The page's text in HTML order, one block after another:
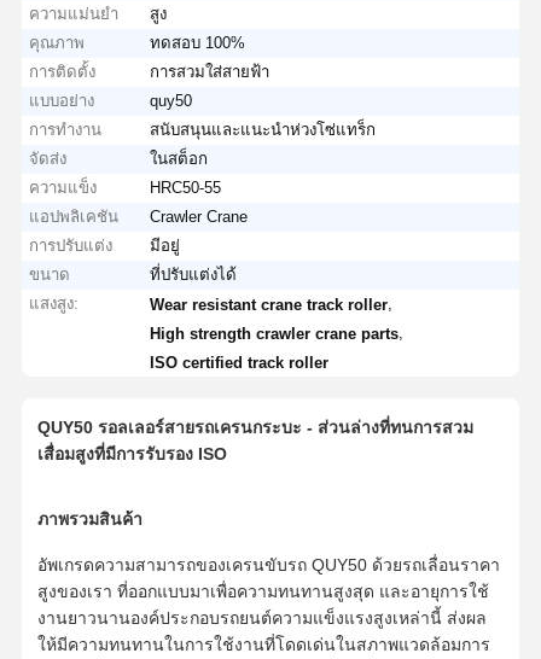
ความแม่นยำ
สูง
คุณภาพ
ทดสอบ 100%
การติดตั้ง
การสวมใส่สายฟ้า
แบบอย่าง
quy50
การทำงาน
สนับสนุนและแนะนำห่วงโซ่แทร็ก
จัดส่ง
ในสต็อก
ความแข็ง
HRC50-55
แอปพลิเคชัน
Crawler Crane
การปรับแต่ง
มีอยู่
ขนาด
ที่ปรับแต่งได้
แสงสูง:
Wear resistant crane track roller
High strength crawler crane parts
ISO certified track roller
QUY50 รอลเลอร์สายรถเครนกระบะ - ส่วนล่างที่ทนการสวม
เสื่อมสูงที่มีการรับรอง ISO
ภาพรวมสินค้า
อัพเกรดความสามารถของเครนขับรถ QUY50 ด้วยรถเลื่อนราคา
สูงของเรา ที่ออกแบบมาเพื่อความทนทานสูงสุด และอายุการใช้
งานยาวนานองค์ประกอบรถยนต์ความแข็งแรงสูงเหล่านี้ ส่งผล
ให้มีความทนทานในการใช้งานที่โดดเด่นในสภาพแวดล้อมการ